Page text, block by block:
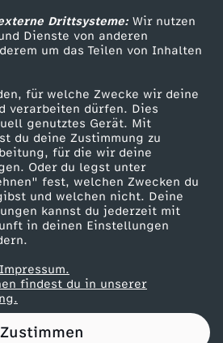
Drittsysteme:Wir nutzen
Dienste von anderen
um das Teilen von Inhalten
für welche Zwecke wir deine
verarbeiten dürfen. Dies
genutztes Gerät. Mit
du deine Zustimmung zu
für die wir deine
Oder du legst unter
fest, welchen Zwecken du
und welchen nicht. Deine
kannst du jederzeit mit
in deinen Einstellungen
findest du in unserer
Zustimmen